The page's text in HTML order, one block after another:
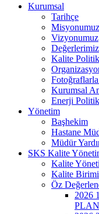
Kurumsal
Tarihçe
Misyonumuz
Vizyonumuz
Değerlerimiz
Kalite
Kurumsal
Enerji
Yönetim
Başhekim
Hastane
Müdür
SKS Kalite
Kalite
Kalite Birimi
Öz
2026